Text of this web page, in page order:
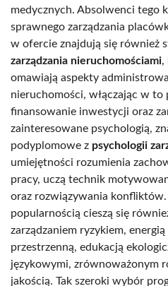
medycznych. Absolwenci tego
sprawnego zarządzania
w ofercie znajdują się również
zarządzania nieruchomościami,
omawiają aspekty
nieruchomości, włączając w
finansowanie inwestycji oraz
zainteresowane psychologią,
podyplomowe z psychologii
umiejętności rozumienia
pracy, uczą technik
oraz rozwiązywania
popularnością cieszą się
zarządzaniem ryzykiem,
przestrzenną, edukacją
językowymi, zrównoważonym
jakością. Tak szeroki wybór